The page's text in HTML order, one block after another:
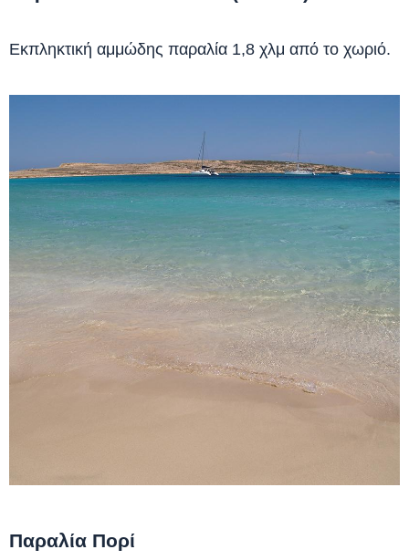
Εκπληκτική αμμώδης παραλία 1,8 χλμ από το χωριό.
Παραλία Πορί